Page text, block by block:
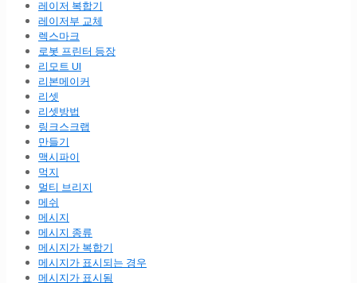
레이저 복합기
레이저부 교체
렉스마크
로봇 프린터 등장
리모트 UI
리본메이커
리셋
리셋방법
링크스크랩
만들기
맥시파이
먹지
멀티 브리지
메쉬
메시지
메시지 종류
메시지가 복합기
메시지가 표시되는 경우
메시지가 표시됨